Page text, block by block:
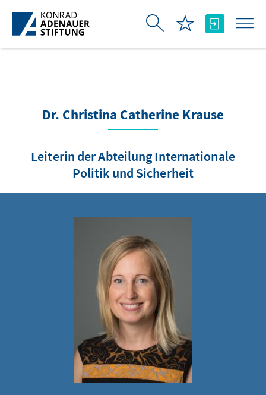
Skip to Main Content
Dr. Christina Catherine Krause
Leiterin der Abteilung Internationale
Politik und Sicherheit